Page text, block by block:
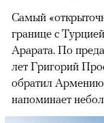
Самый
границе с
Арарата. По
лет Григорий
обратил Армению
напоминает